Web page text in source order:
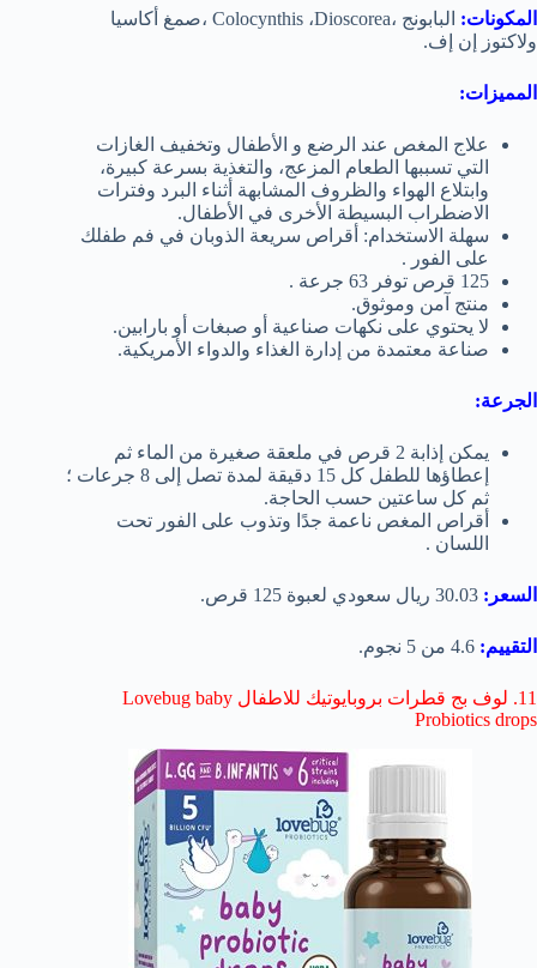
المكونات:
البابونج ،Colocynthis ،Dioscorea ،صمغ أكاسيا
ولاكتوز إن إف.
المميزات:
علاج المغص عند الرضع و الأطفال وتخفيف الغازات
التي تسببها الطعام المزعج، والتغذية بسرعة كبيرة،
وابتلاع الهواء والظروف المشابهة أثناء البرد وفترات
الاضطراب البسيطة الأخرى في الأطفال.
سهلة الاستخدام: أقراص سريعة الذوبان في فم طفلك
على الفور .
125 قرص توفر 63 جرعة .
منتج آمن وموثوق.
لا يحتوي على نكهات صناعية أو صبغات أو بارابين.
صناعة معتمدة من إدارة الغذاء والدواء الأمريكية.
الجرعة:
يمكن إذابة 2 قرص في ملعقة صغيرة من الماء ثم
إعطاؤها للطفل كل 15 دقيقة لمدة تصل إلى 8 جرعات ؛
ثم كل ساعتين حسب الحاجة.
أقراص المغص ناعمة جدًا وتذوب على الفور تحت
اللسان .
السعر: 30.03 ريال سعودي لعبوة 125 قرص.
التقييم: 4.6 من 5 نجوم.
11. لوف بج قطرات بروبايوتيك للاطفال Lovebug baby
Probiotics drops